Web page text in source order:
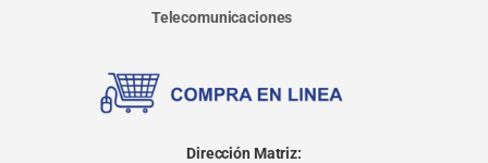
Telecomunicaciones
Dirección Matriz: